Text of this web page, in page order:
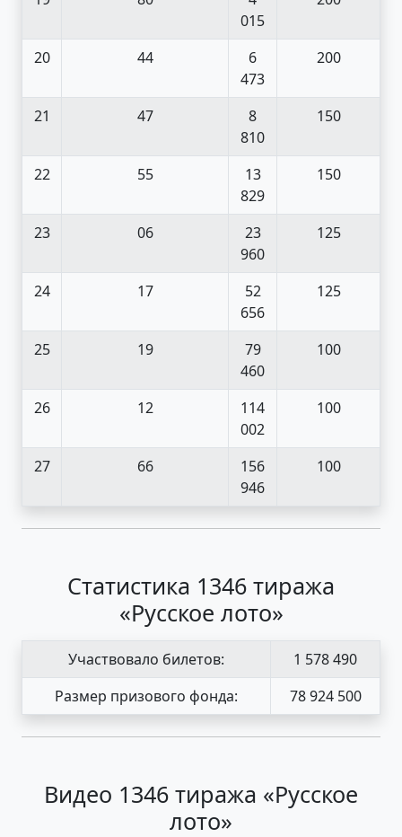
015
20 44
6
473
200
21 47
8
810
150
22 55
13
829
150
23 06
23
960
125
24 17
52
656
125
25 19
79
460
100
26 12
114
002
100
27 66
156
946
100
Статистика 1346 тиража
«Русское лото»
Участвовало билетов:
1 578 490
Размер призового фонда:
78 924 500
Видео 1346 тиража «Русское
лото»